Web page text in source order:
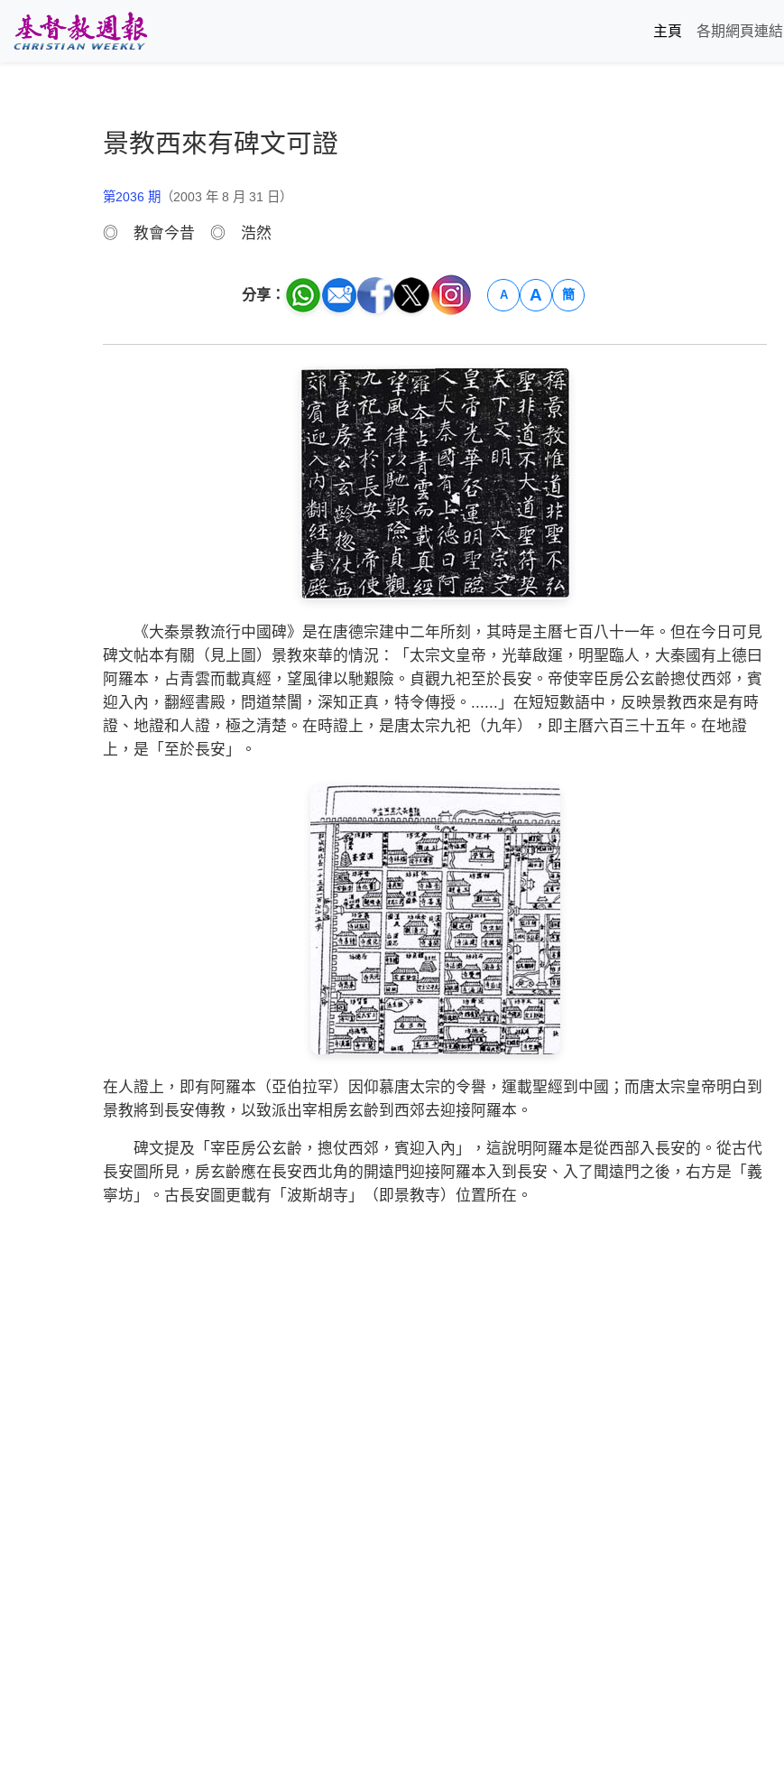
主頁
各期網頁連結
景教西來有碑文可證
第2036 期 （2003 年 8 月 31 日）
◎ 教會今昔 ◎ 浩然
分享： A A 簡
《大秦景教流行中國碑》是在唐德宗建中二年所刻，其時是主曆七百八十一年。但在今日可見
碑文帖本有關（見上圖）景教來華的情況：「太宗文皇帝，光華啟運，明聖臨人，大秦國有上德曰
阿羅本，占青雲而載真經，望風律以馳艱險。貞觀九祀至於長安。帝使宰臣房公玄齡摠仗西郊，賓
迎入內，翻經書殿，問道禁闠，深知正真，特令傳授。......」在短短數語中，反映景教西來是有時
證、地證和人證，極之清楚。在時證上，是唐太宗九祀（九年），即主曆六百三十五年。在地證
上，是「至於長安」。
在人證上，即有阿羅本（亞伯拉罕）因仰慕唐太宗的令譽，運載聖經到中國；而唐太宗皇帝明白到
景教將到長安傳教，以致派出宰相房玄齡到西郊去迎接阿羅本。
碑文提及「宰臣房公玄齡，摠仗西郊，賓迎入內」，這說明阿羅本是從西部入長安的。從古代
長安圖所見，房玄齡應在長安西北角的開遠門迎接阿羅本入到長安、入了聞遠門之後，右方是「義
寧坊」。古長安圖更載有「波斯胡寺」（即景教寺）位置所在。